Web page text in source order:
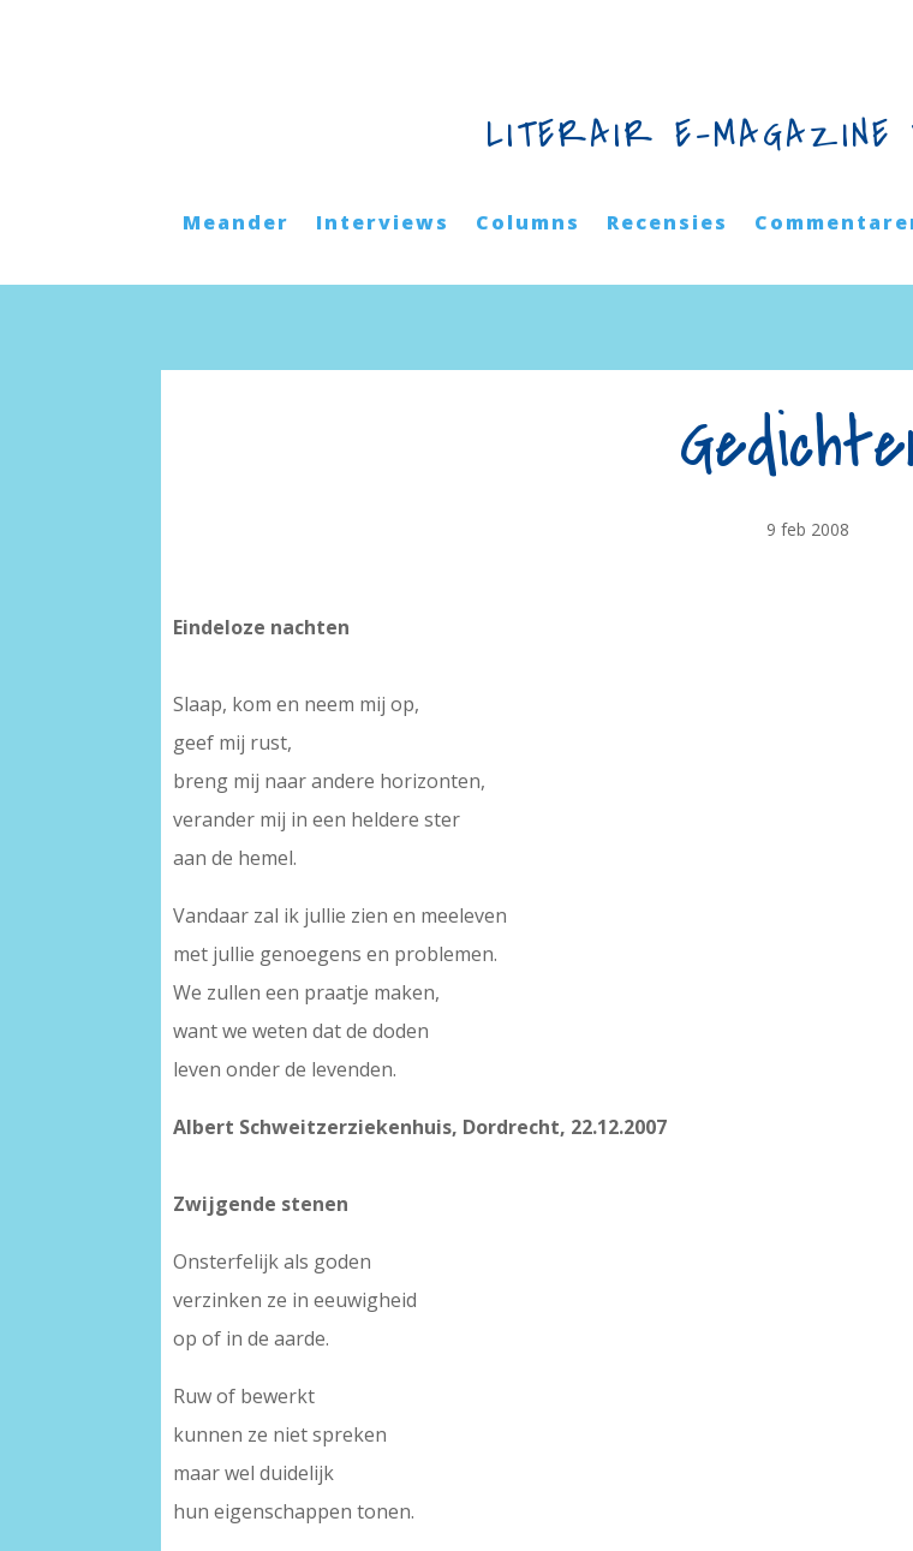
LITERAIR E-MAGAZINE
Meander Interviews Columns Recensies
9 feb 2008
Eindeloze nachten
Slaap, kom en neem mij op,
geef mij rust,
breng mij naar andere horizonten,
verander mij in een heldere ster
aan de hemel.
Vandaar zal ik jullie zien en meeleven
met jullie genoegens en problemen.
We zullen een praatje maken,
want we weten dat de doden
leven onder de levenden.
Albert Schweitzerziekenhuis, Dordrecht, 22.12.2007
Zwijgende stenen
Onsterfelijk als goden
verzinken ze in eeuwigheid
op of in de aarde.
Ruw of bewerkt
kunnen ze niet spreken
maar wel duidelijk
hun eigenschappen tonen.